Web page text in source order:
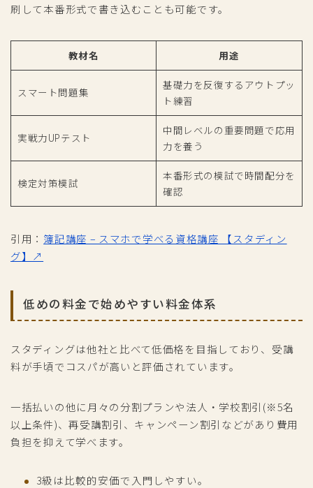
刷して本番形式で書き込むことも可能です。
教材名 用途
スマート問題集
基礎力を反復するアウトプッ
ト練習
実戦力UPテスト
中間レベルの重要問題で応用
力を養う
検定対策模試
本番形式の模試で時間配分を
確認
引用： 簿記講座 – スマホで学べる資格講座 【スタディン
グ】↗
低めの料金で始めやすい料金体系
スタディングは他社と比べて低価格を目指しており、受講
料が手頃でコスパが高いと評価されています。
一括払いの他に月々の分割プランや法人・学校割引(※5名
以上条件)、再受講割引、キャンペーン割引などがあり費用
負担を抑えて学べます。
3級は比較的安価で入門しやすい。